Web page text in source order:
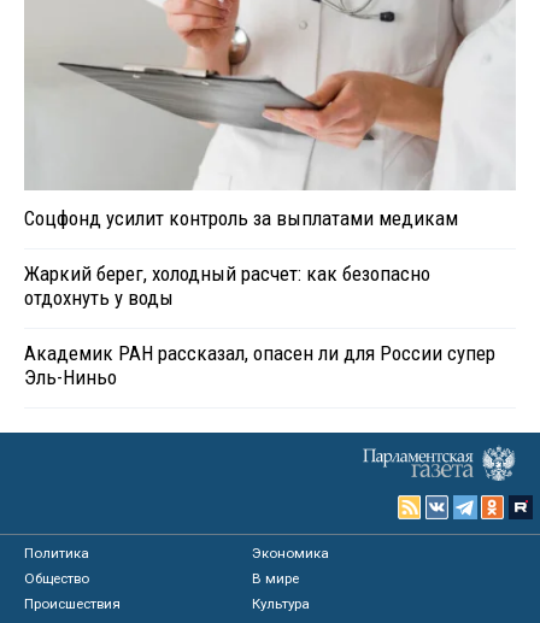
Соцфонд усилит контроль за выплатами медикам
Жаркий берег, холодный расчет: как безопасно
отдохнуть у воды
Академик РАН рассказал, опасен ли для России супер
Эль-Ниньо
Политика
Экономика
Общество
В мире
Происшествия
Культура